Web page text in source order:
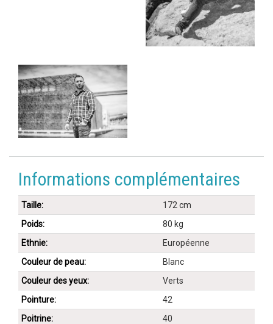
Informations complémentaires
Taille:
172 cm
Poids:
80 kg
Ethnie:
Européenne
Couleur de peau:
Blanc
Couleur des yeux:
Verts
Pointure:
42
Poitrine:
40